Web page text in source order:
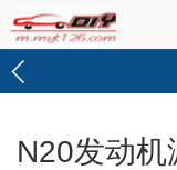
N20发动